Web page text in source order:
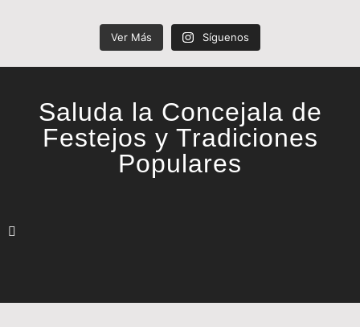
Ver Más Síguenos
Saluda la Concejala de
Festejos y Tradiciones
Populares